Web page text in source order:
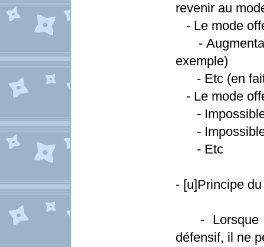
revenir au
- Le mode
-
exemple)
- Etc (en fait
- Le mode
- Impossible
- Impossible
- Etc
- [u]Principe
- Lorsque
défensif, il ne